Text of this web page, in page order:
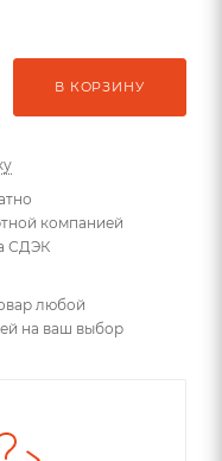
В КОРЗИНУ
компанией
СДЭК
любой
на ваш выбор